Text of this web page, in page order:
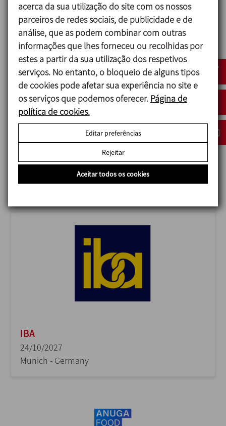
ANUGA FOODTEC
23/02/2027
Cologne - Germany
ACHEMA
14/06/2027
IBA
24/10/2027
Munich - Germany
acerca da sua utilização do site com os nossos
parceiros de redes sociais, de publicidade e de
análise, que as podem combinar com outras
informações que lhes forneceu ou recolhidas por
estes a partir da sua utilização dos respetivos
serviços. No entanto, o bloqueio de alguns tipos
de cookies pode afetar sua experiência no site e
os serviços que podemos oferecer. Página de
política de cookies.
Editar preferências
Rejeitar
Aceitar todos os cookies